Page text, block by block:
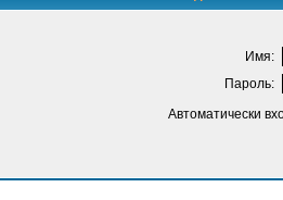
Имя:
Пароль:
Автоматически